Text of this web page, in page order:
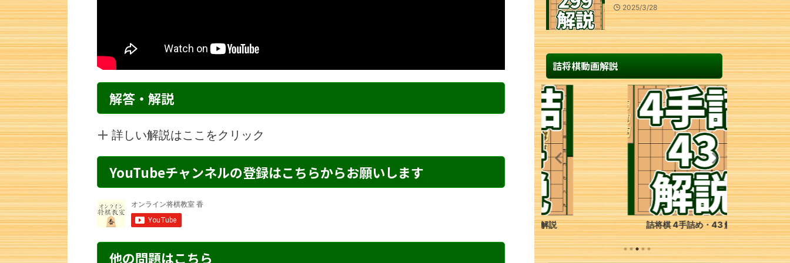
解答・解説
詳しい解説はここをクリック
YouTubeチャンネルの登録はこちらからお願いします
他の問題はこちら
2025/3/28
詰将棋動画解説
詰将棋 5手詰め・227 解説 詰将棋 4手詰め・43 解説 詰